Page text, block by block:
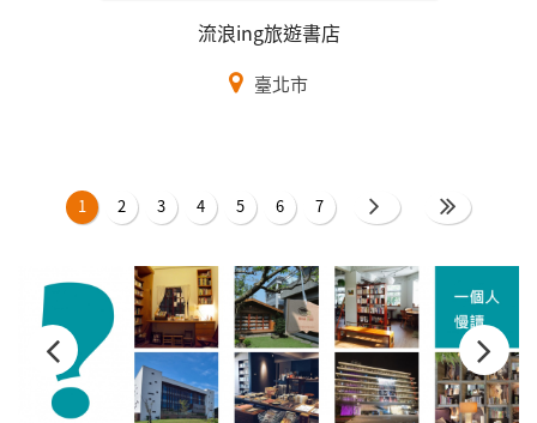
流浪ing旅遊書店
臺北市
頁面
1 2 3 4 5 6 7